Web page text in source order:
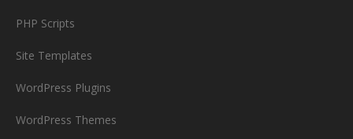
PHP Scripts
Site Templates
WordPress Plugins
WordPress Themes